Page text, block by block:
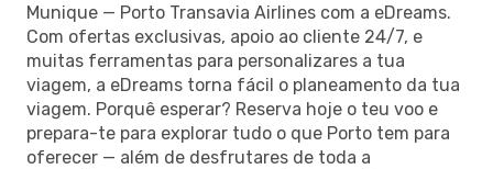
Munique — Porto Transavia Airlines com a eDreams.
Com ofertas exclusivas, apoio ao cliente 24/7, e
muitas ferramentas para personalizares a tua
viagem, a eDreams torna fácil o planeamento da tua
viagem. Porquê esperar? Reserva hoje o teu voo e
prepara-te para explorar tudo o que Porto tem para
oferecer — além de desfrutares de toda a